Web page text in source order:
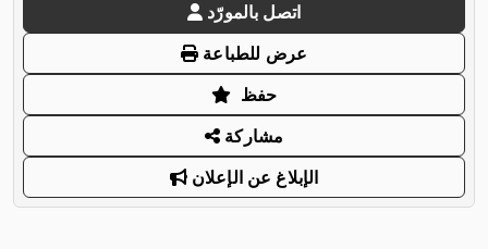
اتصل بالمورّد
عرض للطباعة
حفظ
مشاركة
الإبلاغ عن الإعلان